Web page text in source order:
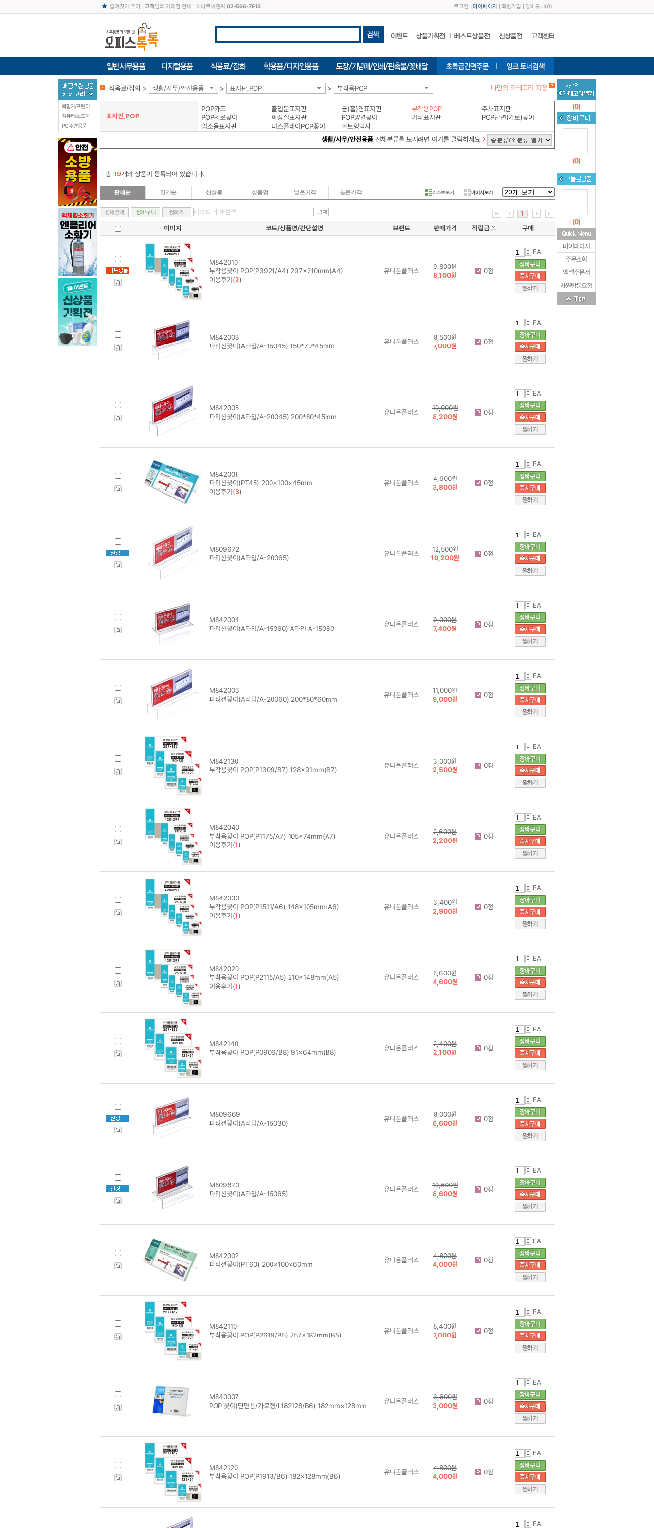
즐겨찾기 추가| 고객님의 거래점 안내 : 하나로씨엔씨 02-566-7913 로그인 마이페이지 회원가입 장바구니 (0)
식음료/잡화 > 생활/사무/안전용품 > 표지판,POP > 부착용POP 나만의 카테고리 지정
표지판,POP
POP카드 출입문표지판 금(흡)연표지판 부착용POP
주차표지판
POP세로꽂이
화장실표지판 POP양면꽂이 기타표지판
POP단면(가로)꽂이
업소용표지판
디스플레이POP꽂이
볼트형액자
생활/사무/안전용품전체분류를 보시려면 여기를 클릭하세요
총 19개의 상품이 등록되어 있습니다.
리스트보기 이미지보기
1
이미지
코드/상품명/간단설명 브랜드 판매가격 적립금 구매
M842010
부착용꽂이 POP(P3921/A4) 297×210mm(A4)
이용후기(2)
유니온플러스
9,800원
8,100원
0점
EA
M842003
파티션꽂이(A타입/A-15045) 150*70*45mm
유니온플러스
8,500원
7,000원
0점
EA
M842005
파티션꽂이(A타입/A-20045) 200*80*45mm
유니온플러스
10,000원
8,200원
0점
EA
M842001
파티션꽂이(PT45) 200×100×45mm
이용후기(3)
유니온플러스
4,600원
3,800원
0점
EA
M809672
파티션꽂이(A타입/A-20065)
유니온플러스
12,500원
10,200원
0점
EA
M842004
파티션꽂이(A타입/A-15060) A타입 A-15060
유니온플러스
9,000원
7,400원
0점
EA
M842006
파티션꽂이(A타입/A-20060) 200*80*60mm
유니온플러스
11,000원
9,000원
0점
EA
M842130
부착용꽂이 POP(P1309/B7) 128×91mm(B7)
유니온플러스
3,000원
2,500원
0점
EA
M842040
부착용꽂이 POP(P1175/A7) 105×74mm(A7)
이용후기(1)
유니온플러스
2,600원
2,200원
0점
EA
M842030
부착용꽂이 POP(P1511/A6) 148×105mm(A6)
이용후기(1)
유니온플러스
3,400원
2,900원
0점
EA
M842020
부착용꽂이 POP(P2115/A5) 210×148mm(A5)
이용후기(1)
유니온플러스
5,600원
4,600원
0점
EA
M842140
부착용꽂이 POP(P0906/B8) 91×64mm(B8)
유니온플러스
2,400원
2,100원
0점
EA
M809669
파티션꽂이(A타입/A-15030)
유니온플러스
8,000원
6,600원
0점
EA
M809670
파티션꽂이(A타입/A-15065)
유니온플러스
10,500원
8,600원
0점
EA
M842002
파티션꽂이(PT60) 200×100×60mm
유니온플러스
4,800원
4,000원
0점
EA
M842110
부착용꽂이 POP(P2619/B5) 257×182mm(B5)
유니온플러스
8,400원
7,000원
0점
EA
M840007
POP 꽂이(단면용/가로형/L182128/B6) 182mm×128mm
유니온플러스
3,600원
3,000원
0점
EA
M842120
부착용꽂이 POP(P1913/B6) 182×128mm(B6)
유니온플러스
4,800원
4,000원
0점
EA
EA
복합기/프린터
컴퓨터/노트북
PC 주변용품
(0)
(0)
(0)
마이페이지
주문조회
엑셀주문서
사원방문요청